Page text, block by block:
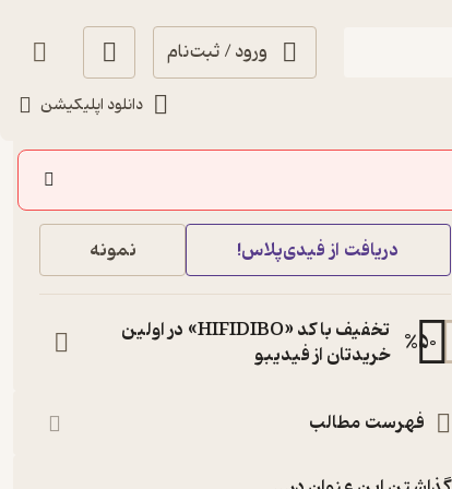
ورود / ثبت‌نام
دانلود اپلیکیشن
204,000
دریافت از فیدی‌پلاس! نمونه
%50
تخفیف با کد «HIFIDIBO» در اولین
خریدتان از فیدیبو
فهرست مطالب